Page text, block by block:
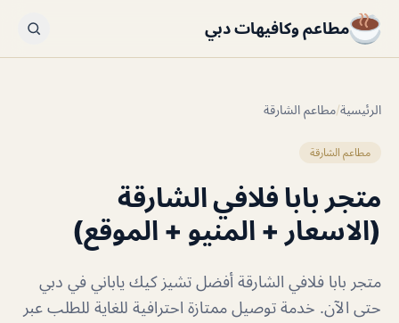
مطاعم وكافيهات دبي
الرئيسية/مطاعم الشارقة
مطاعم الشارقة
متجر بابا فلافي الشارقة
(الاسعار + المنيو + الموقع)
متجر بابا فلافي الشارقة أفضل تشيز كيك ياباني في دبي
حتى الآن. خدمة توصيل ممتازة احترافية للغاية للطلب عبر